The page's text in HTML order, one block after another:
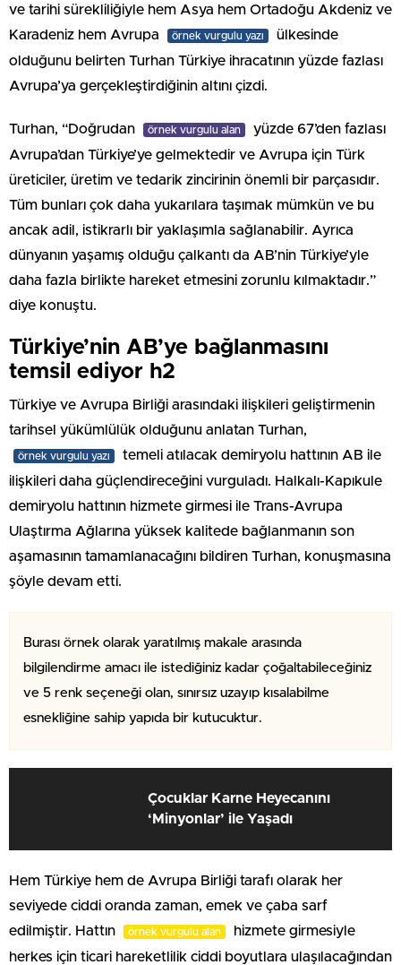
ve tarihi sürekliliğiyle hem Asya hem Ortadoğu Akdeniz ve
Karadeniz hem Avrupa
örnek vurgulu yazı
ülkesinde
olduğunu belirten Turhan Türkiye ihracatının yüzde fazlası
Avrupa’ya gerçekleştirdiğinin altını çizdi.
Turhan, “Doğrudan örnek vurgulu alan
yüzde 67’den fazlası
Avrupa’dan Türkiye’ye gelmektedir ve Avrupa için Türk
üreticiler, üretim ve tedarik zincirinin önemli bir parçasıdır.
Tüm bunları çok daha yukarılara taşımak mümkün ve bu
ancak adil, istikrarlı bir yaklaşımla sağlanabilir. Ayrıca
dünyanın yaşamış olduğu çalkantı da AB’nin Türkiye’yle
daha fazla birlikte hareket etmesini zorunlu kılmaktadır.”
diye konuştu.
Türkiye’nin AB’ye bağlanmasını
temsil ediyor h2
Türkiye ve Avrupa Birliği arasındaki ilişkileri geliştirmenin
tarihsel yükümlülük olduğunu anlatan Turhan,
örnek vurgulu yazı
temeli atılacak demiryolu hattının AB ile
ilişkileri daha güçlendireceğini vurguladı. Halkalı-Kapıkule
demiryolu hattının hizmete girmesi ile Trans-Avrupa
Ulaştırma Ağlarına yüksek kalitede bağlanmanın son
aşamasının tamamlanacağını bildiren Turhan, konuşmasına
şöyle devam etti.
Burası örnek olarak yaratılmış makale arasında
bilgilendirme amacı ile istediğiniz kadar çoğaltabileceğiniz
ve 5 renk seçeneği olan, sınırsız uzayıp kısalabilme
esnekliğine sahip yapıda bir kutucuktur.
Çocuklar Karne Heyecanını
‘Minyonlar’ ile Yaşadı
Hem Türkiye hem de Avrupa Birliği tarafı olarak her
seviyede ciddi oranda zaman, emek ve çaba sarf
edilmiştir. Hattın
örnek vurgulu alan
hizmete girmesiyle
herkes için ticari hareketlilik ciddi boyutlara ulaşılacağından